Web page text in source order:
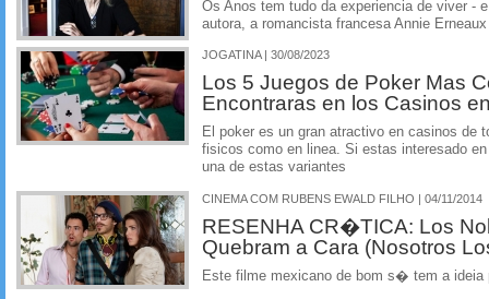
Os Anos tem tudo da experiencia de viver -
autora, a romancista francesa Annie Erneaux
JOGATINA | 30/08/2023
Los 5 Juegos de Poker Mas
Encontraras en los Casinos
El poker es un gran atractivo en casinos de
fisicos como en linea. Si estas interesado
una de estas variantes
CINEMA COM RUBENS EWALD FILHO | 04/11/2014
RESENHA CR�TICA: Los
Quebram a Cara (Nosotros
Este filme mexicano de bom s� tem a ideia